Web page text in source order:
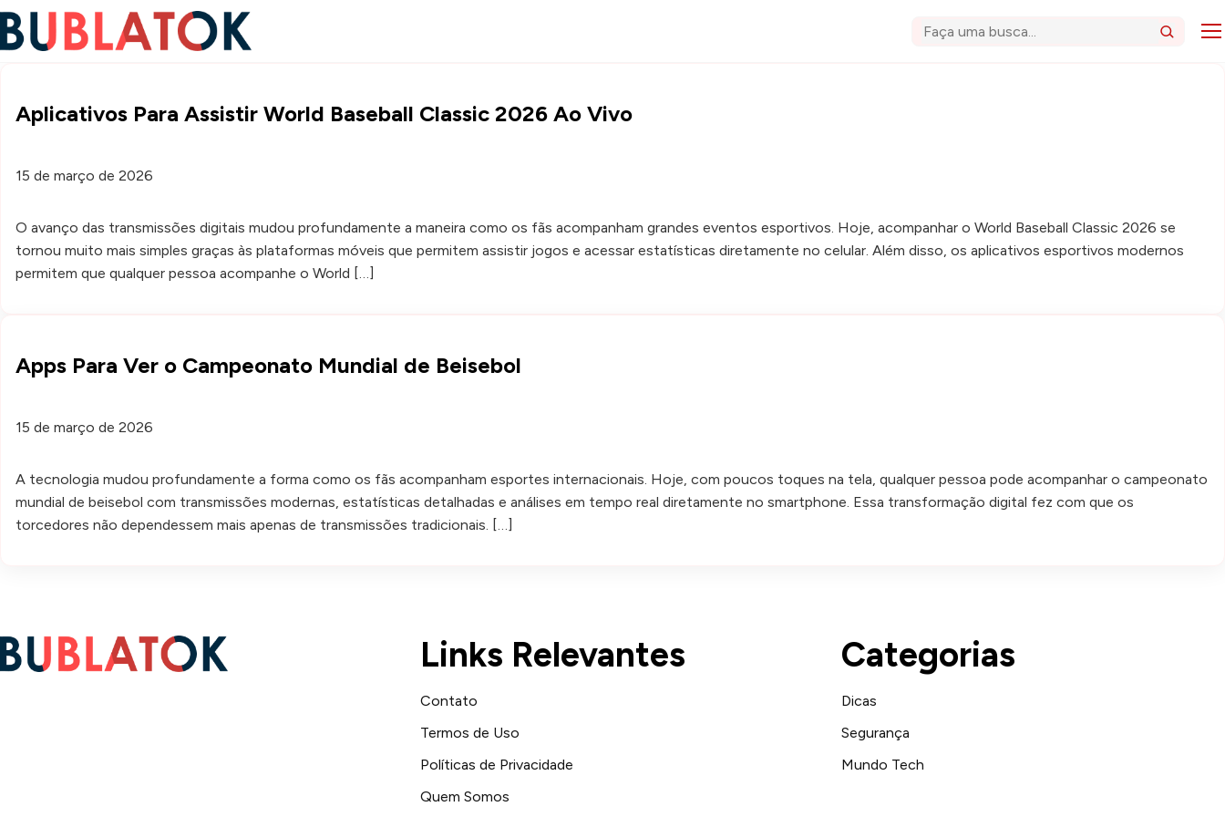
Buscar
Aplicativos Para Assistir World Baseball Classic 2026 Ao Vivo
15 de março de 2026
O avanço das transmissões digitais mudou profundamente a maneira como os fãs acompanham grandes eventos esportivos. Hoje, acompanhar o World Baseball Classic 2026 se
tornou muito mais simples graças às plataformas móveis que permitem assistir jogos e acessar estatísticas diretamente no celular. Além disso, os aplicativos esportivos modernos
permitem que qualquer pessoa acompanhe o World […]
Apps Para Ver o Campeonato Mundial de Beisebol
15 de março de 2026
A tecnologia mudou profundamente a forma como os fãs acompanham esportes internacionais. Hoje, com poucos toques na tela, qualquer pessoa pode acompanhar o campeonato
mundial de beisebol com transmissões modernas, estatísticas detalhadas e análises em tempo real diretamente no smartphone. Essa transformação digital fez com que os
torcedores não dependessem mais apenas de transmissões tradicionais. […]
Links Relevantes
Contato
Termos de Uso
Políticas de Privacidade
Quem Somos
Categorias
Dicas
Segurança
Mundo Tech